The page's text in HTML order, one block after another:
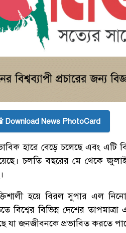
Download News PhotoCard
হারে বেড়ে চলেছে এবং এটি
চলতি বছরের মে থেকে
হয়ে বিরল সুপার এল
বিশ্বের বিভিন্ন দেশের
যা জনজীবনকে প্রভাবিত করতে